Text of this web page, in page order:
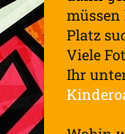
müssen
Platz
Viele
Ihr